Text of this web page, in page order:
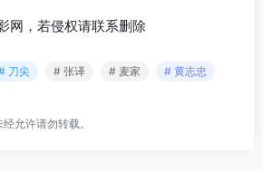
网，若侵权请联系删除
刀尖 # 张译 # 麦家 # 黄志忠
允许请勿转载。